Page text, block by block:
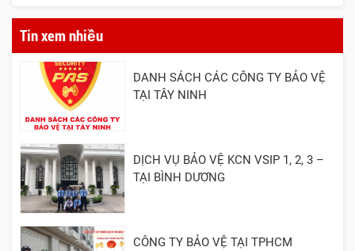
Tin xem nhiều
DANH SÁCH CÁC CÔNG TY BẢO VỆ
TẠI TÂY NINH
DỊCH VỤ BẢO VỆ KCN VSIP 1, 2, 3 –
TẠI BÌNH DƯƠNG
CÔNG TY BẢO VỆ TẠI TPHCM